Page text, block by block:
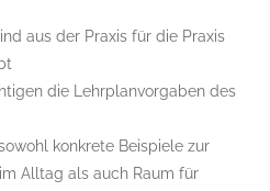
aus der Praxis für die Praxis
die Lehrplanvorgaben des
konkrete Beispiele zur
Alltag als auch Raum für